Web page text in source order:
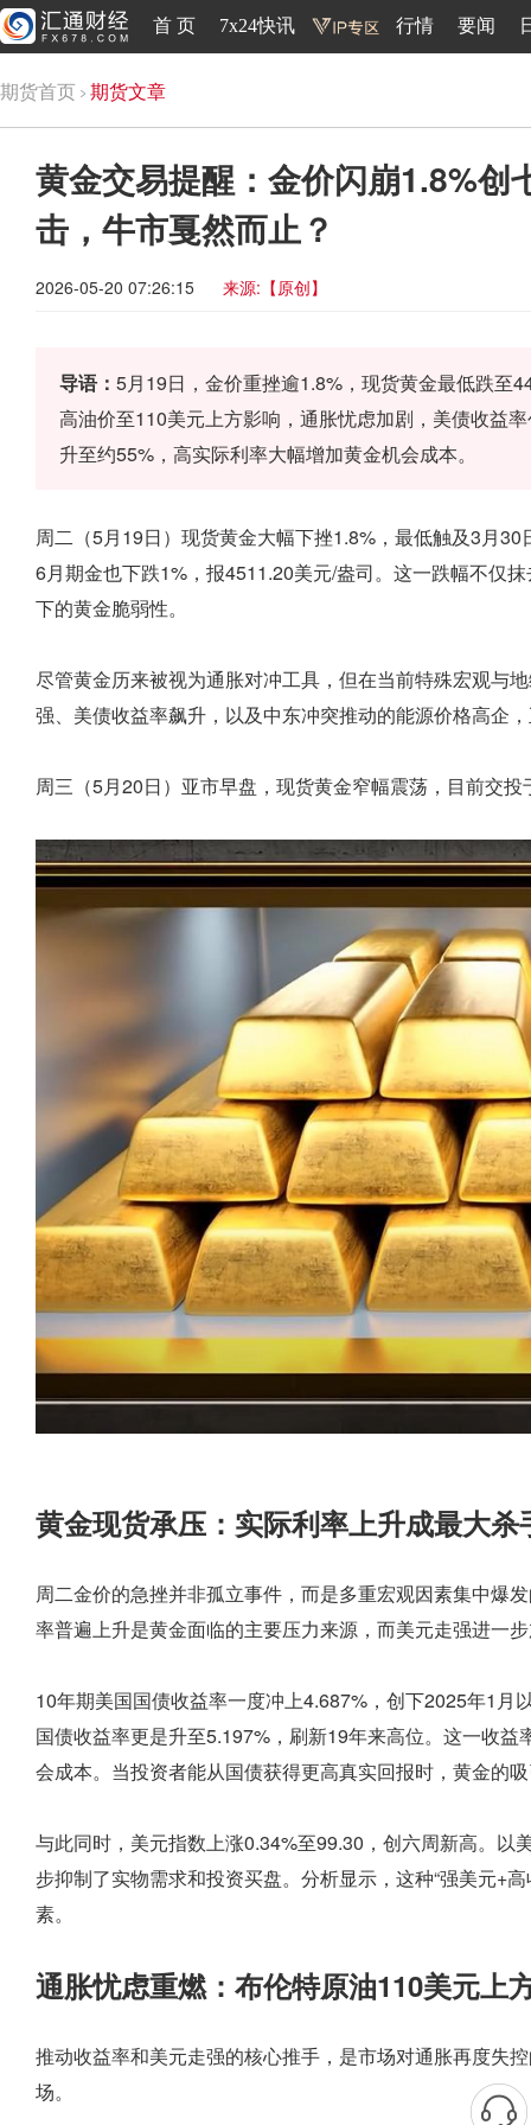
首 页 7x24快讯 行情 要闻
期货首页 期货文章
黄金交易提醒：金价闪崩1.8%创
击，牛市戛然而止？
2026-05-20 07:26:15 来源:【原创】
导语： 5月19日，金价重挫逾1.8%，现货黄金最低跌至
高油价至110美元上方影响，通胀忧虑加剧，美债收益
升至约55%，高实际利率大幅增加黄金机会成本。
周二（5月19日）现货黄金大幅下挫1.8%，最低触及3月
6月期金也下跌1%，报4511.20美元/盎司。这一跌幅不仅
下的黄金脆弱性。
尽管黄金历来被视为通胀对冲工具，但在当前特殊宏观与
强、美债收益率飙升，以及中东冲突推动的能源价格高企
周三（5月20日）亚市早盘，现货黄金窄幅震荡，目前交
黄金现货承压：实际利率上升成最大杀
周二金价的急挫并非孤立事件，而是多重宏观因素集中爆
率普遍上升是黄金面临的主要压力来源，而美元走强进一
10年期美国国债收益率一度冲上4.687%，创下2025年1
国债收益率更是升至5.197%，刷新19年来高位。这一收
会成本。当投资者能从国债获得更高真实回报时，黄金的
与此同时，美元指数上涨0.34%至99.30，创六周新高。
步抑制了实物需求和投资买盘。分析显示，这种“强美元+
素。
通胀忧虑重燃：布伦特原油110美元上
推动收益率和美元走强的核心推手，是市场对通胀再度失
场。